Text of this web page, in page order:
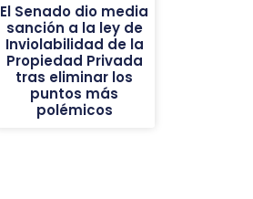
El Senado dio media
sanción a la ley de
Inviolabilidad de la
Propiedad Privada
tras eliminar los
puntos más
polémicos